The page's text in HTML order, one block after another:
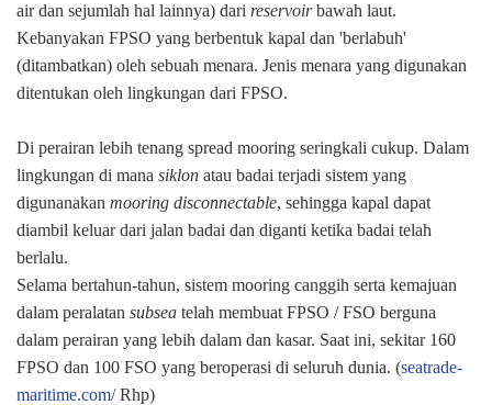
air dan sejumlah hal lainnya) dari reservoirbawah laut.
Kebanyakan FPSO yang berbentuk kapal dan 'berlabuh'
(ditambatkan) oleh sebuah menara. Jenis menara yang digunakan
ditentukan oleh lingkungan dari FPSO.
Di perairan lebih tenang spread mooring seringkali cukup. Dalam
lingkungan di mana siklon atau badai terjadi sistem yang
digunanakan mooring disconnectable, sehingga kapal dapat
diambil keluar dari jalan badai dan diganti ketika badai telah
berlalu.
Selama bertahun-tahun, sistem mooring canggih serta kemajuan
dalam peralatan subsea telah membuat FPSO / FSO berguna
dalam perairan yang lebih dalam dan kasar. Saat ini, sekitar 160
FPSO dan 100 FSO yang beroperasi di seluruh dunia. (seatrade-
maritime.com/Rhp)